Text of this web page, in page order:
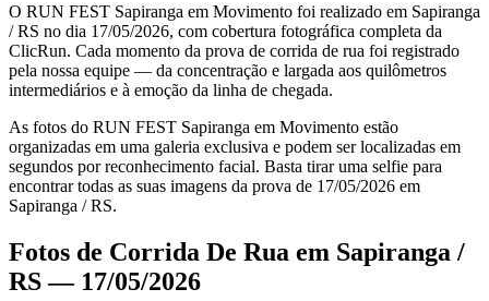
O RUN FEST Sapiranga em Movimento foi realizado em Sapiranga
/ RS no dia 17/05/2026, com cobertura fotográfica completa da
ClicRun. Cada momento da prova de corrida de rua foi registrado
pela nossa equipe — da concentração e largada aos quilômetros
intermediários e à emoção da linha de chegada.
As fotos do RUN FEST Sapiranga em Movimento estão
organizadas em uma galeria exclusiva e podem ser localizadas em
segundos por reconhecimento facial. Basta tirar uma selfie para
encontrar todas as suas imagens da prova de 17/05/2026 em
Sapiranga / RS.
Fotos de Corrida De Rua em Sapiranga /
RS — 17/05/2026